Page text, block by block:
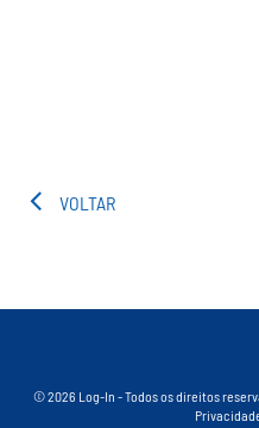
VOLTAR
© 2026 Log-In - Todos os direitos